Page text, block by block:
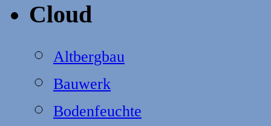
Cloud
Altbergbau
Bauwerk
Bodenfeuchte